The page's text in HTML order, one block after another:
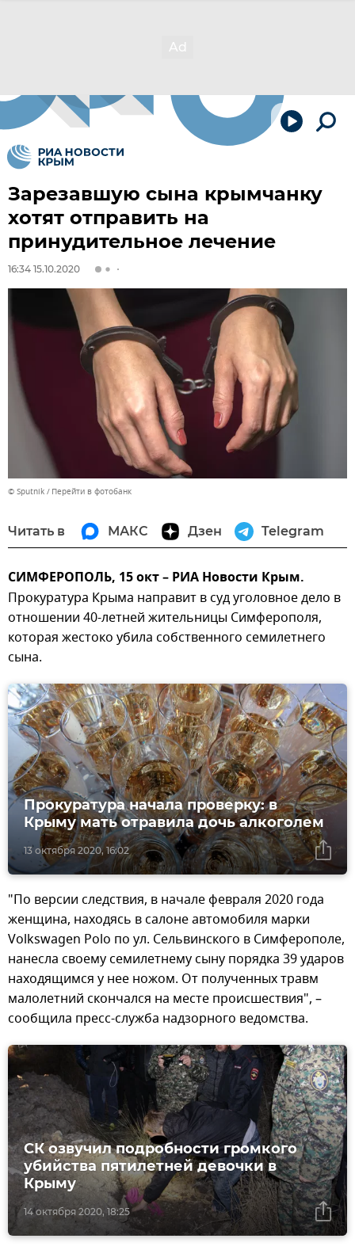
Зарезавшую сына крымчанку
хотят отправить на
принудительное лечение
16:34 15.10.2020
© Sputnik Перейти в фотобанк
Читать в МАКС Дзен Telegram
СИМФЕРОПОЛЬ, 15 окт – РИА Новости Крым.
Прокуратура Крыма направит в суд уголовное дело в
отношении 40-летней жительницы Симферополя,
которая жестоко убила собственного семилетнего
сына.
13 октября 2020, 16:02
Прокуратура начала проверку: в
Крыму мать отравила дочь алкоголем
"По версии следствия, в начале февраля 2020 года
женщина, находясь в салоне автомобиля марки
Volkswagen Polo по ул. Сельвинского в Симферополе,
нанесла своему семилетнему сыну порядка 39 ударов
находящимся у нее ножом. От полученных травм
малолетний скончался на месте происшествия", –
сообщила пресс-служба надзорного ведомства.
14 октября 2020, 18:25
СК озвучил подробности громкого
убийства пятилетней девочки в
Крыму